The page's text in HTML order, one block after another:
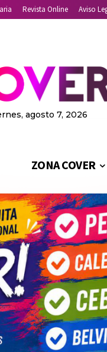
Revista Online Aviso
agosto 7, 2026
ZONA COVER